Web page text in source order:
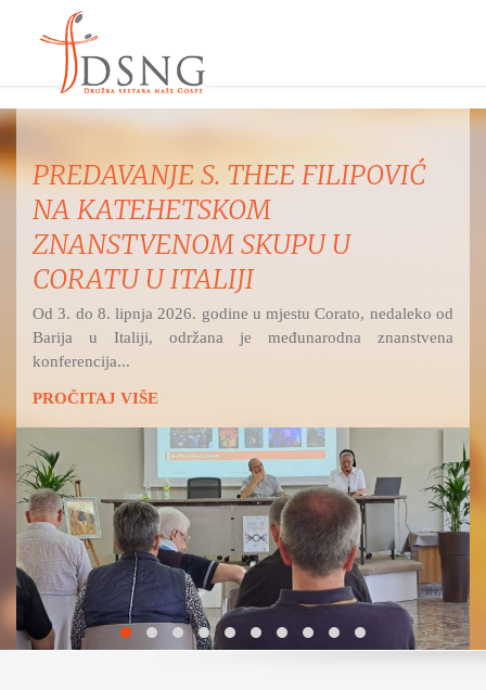
MISNO SLAVLJE IZ ŽUPE
UZVIŠENJA SV. KRIŽA, OSIJEK -
RETFALA I PREDSTAVLJANJE
DSNG
Hrvatski katolički radio na Bijelu nedjelju i svetkovinu
Božjega milosrđa prenosi svetu misu...
PROČITAJ VIŠE